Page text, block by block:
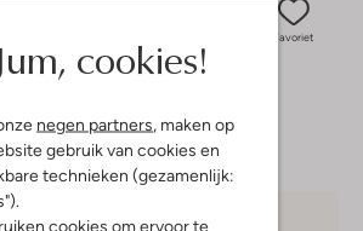
cookies!
negen partners , maken op
gebruik van cookies en
technieken (gezamenlijk:
cookies om ervoor te
Favoriet
van onze 37 boutiques